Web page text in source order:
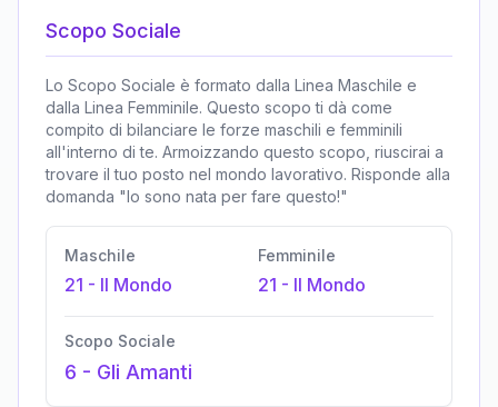
Scopo Sociale
Lo Scopo Sociale è formato dalla Linea Maschile e
dalla Linea Femminile. Questo scopo ti dà come
compito di bilanciare le forze maschili e femminili
all'interno di te. Armoizzando questo scopo, riuscirai a
trovare il tuo posto nel mondo lavorativo. Risponde alla
domanda "Io sono nata per fare questo!"
Maschile
21 - Il Mondo
Femminile
21 - Il Mondo
Scopo Sociale
6 - Gli Amanti